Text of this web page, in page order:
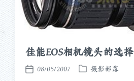
佳能EOS相机镜头的选择
发
08/05/2007
发 摄影部落